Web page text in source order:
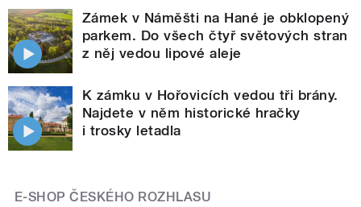
Zámek v Náměšti na Hané je obklopený
parkem. Do všech čtyř světových stran
z něj vedou lipové aleje
K zámku v Hořovicích vedou tři brány.
Najdete v něm historické hračky
i trosky letadla
E-SHOP ČESKÉHO ROZHLASU